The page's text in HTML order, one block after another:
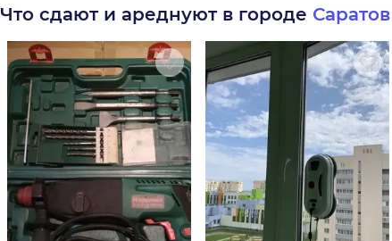
Что сдают и ареднуют в городе Саратов